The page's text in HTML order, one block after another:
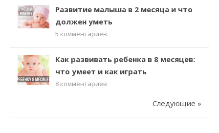
Развитие малыша в 2 месяца и что
должен уметь
5 комментариев
Как развивать ребенка в 8 месяцев:
что умеет и как играть
8 комментариев
Следующие »